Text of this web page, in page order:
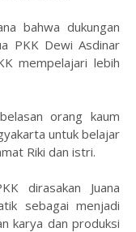
bahwa dukungan
PKK Dewi Asdinar
mempelajari lebih
orang kaum
untuk belajar
Riki dan istri.
dirasakan Juana
sebagai menjadi
karya dan produksi